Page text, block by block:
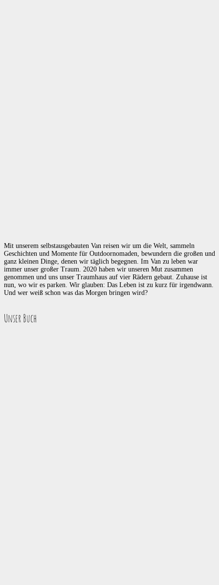
Mit unserem selbstausgebauten Van reisen wir um die Welt, sammeln
Geschichten und Momente für Outdoornomaden, bewundern die großen und
ganz kleinen Dinge, denen wir täglich begegnen. Im Van zu leben war
immer unser großer Traum. 2020 haben wir unseren Mut zusammen
genommen und uns unser Traumhaus auf vier Rädern gebaut. Zuhause ist
nun, wo wir es parken. Wir glauben: Das Leben ist zu kurz für irgendwann.
Und wer weiß schon was das Morgen bringen wird?
Unser Buch